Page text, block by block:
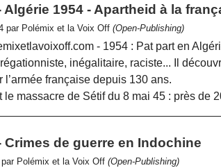
Algérie 1954 - Apartheid à la
par Polémix et la Voix Off (Open-Publishing)
- 1954 : Pat part en
inégalitaire, raciste... Il
l’armée française depuis 130 ans.
le massacre de Sétif du 8 mai 45 : près de
Crimes de guerre en Indochine
Polémix et la Voix Off (Open-Publishing)